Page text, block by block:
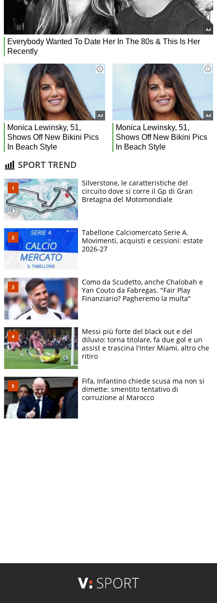
SPORT TREND
Silverstone, le caratteristiche del
circuito dove si corre il Gp di Gran
Bretagna del Motomondiale
Tabellone Calciomercato Serie A.
Movimenti, acquisti e cessioni: estate
2026-27
Como da Scudetto, anche Chalobah e
Yan Couto da Fabregas. "Fair Play
Finanziario? Pagheremo la multa"
Messi più forte del black out e del
diluvio: torna titolare, fa due gol e un
assist e trascina l'Inter Miami, altro che
ritiro
Fifa, Infantino chiede scusa ma non si
dimette: smentito tentativo di
corruzione al Marocco